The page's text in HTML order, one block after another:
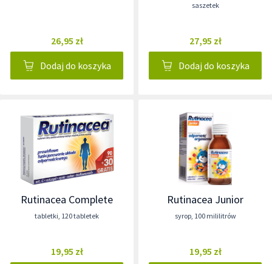
26,95 zł
Dodaj do koszyka
saszetek
27,95 zł
Dodaj do koszyka
Rutinacea Complete
tabletki, 120 tabletek
19,95 zł
Rutinacea Junior
syrop, 100 mililitrów
19,95 zł